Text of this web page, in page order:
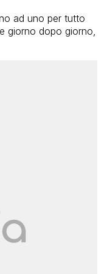
ad uno per tutto
giorno dopo giorno,